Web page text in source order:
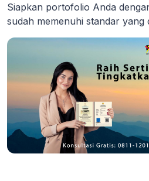
Siapkan portofolio Anda
sudah memenuhi standar yang